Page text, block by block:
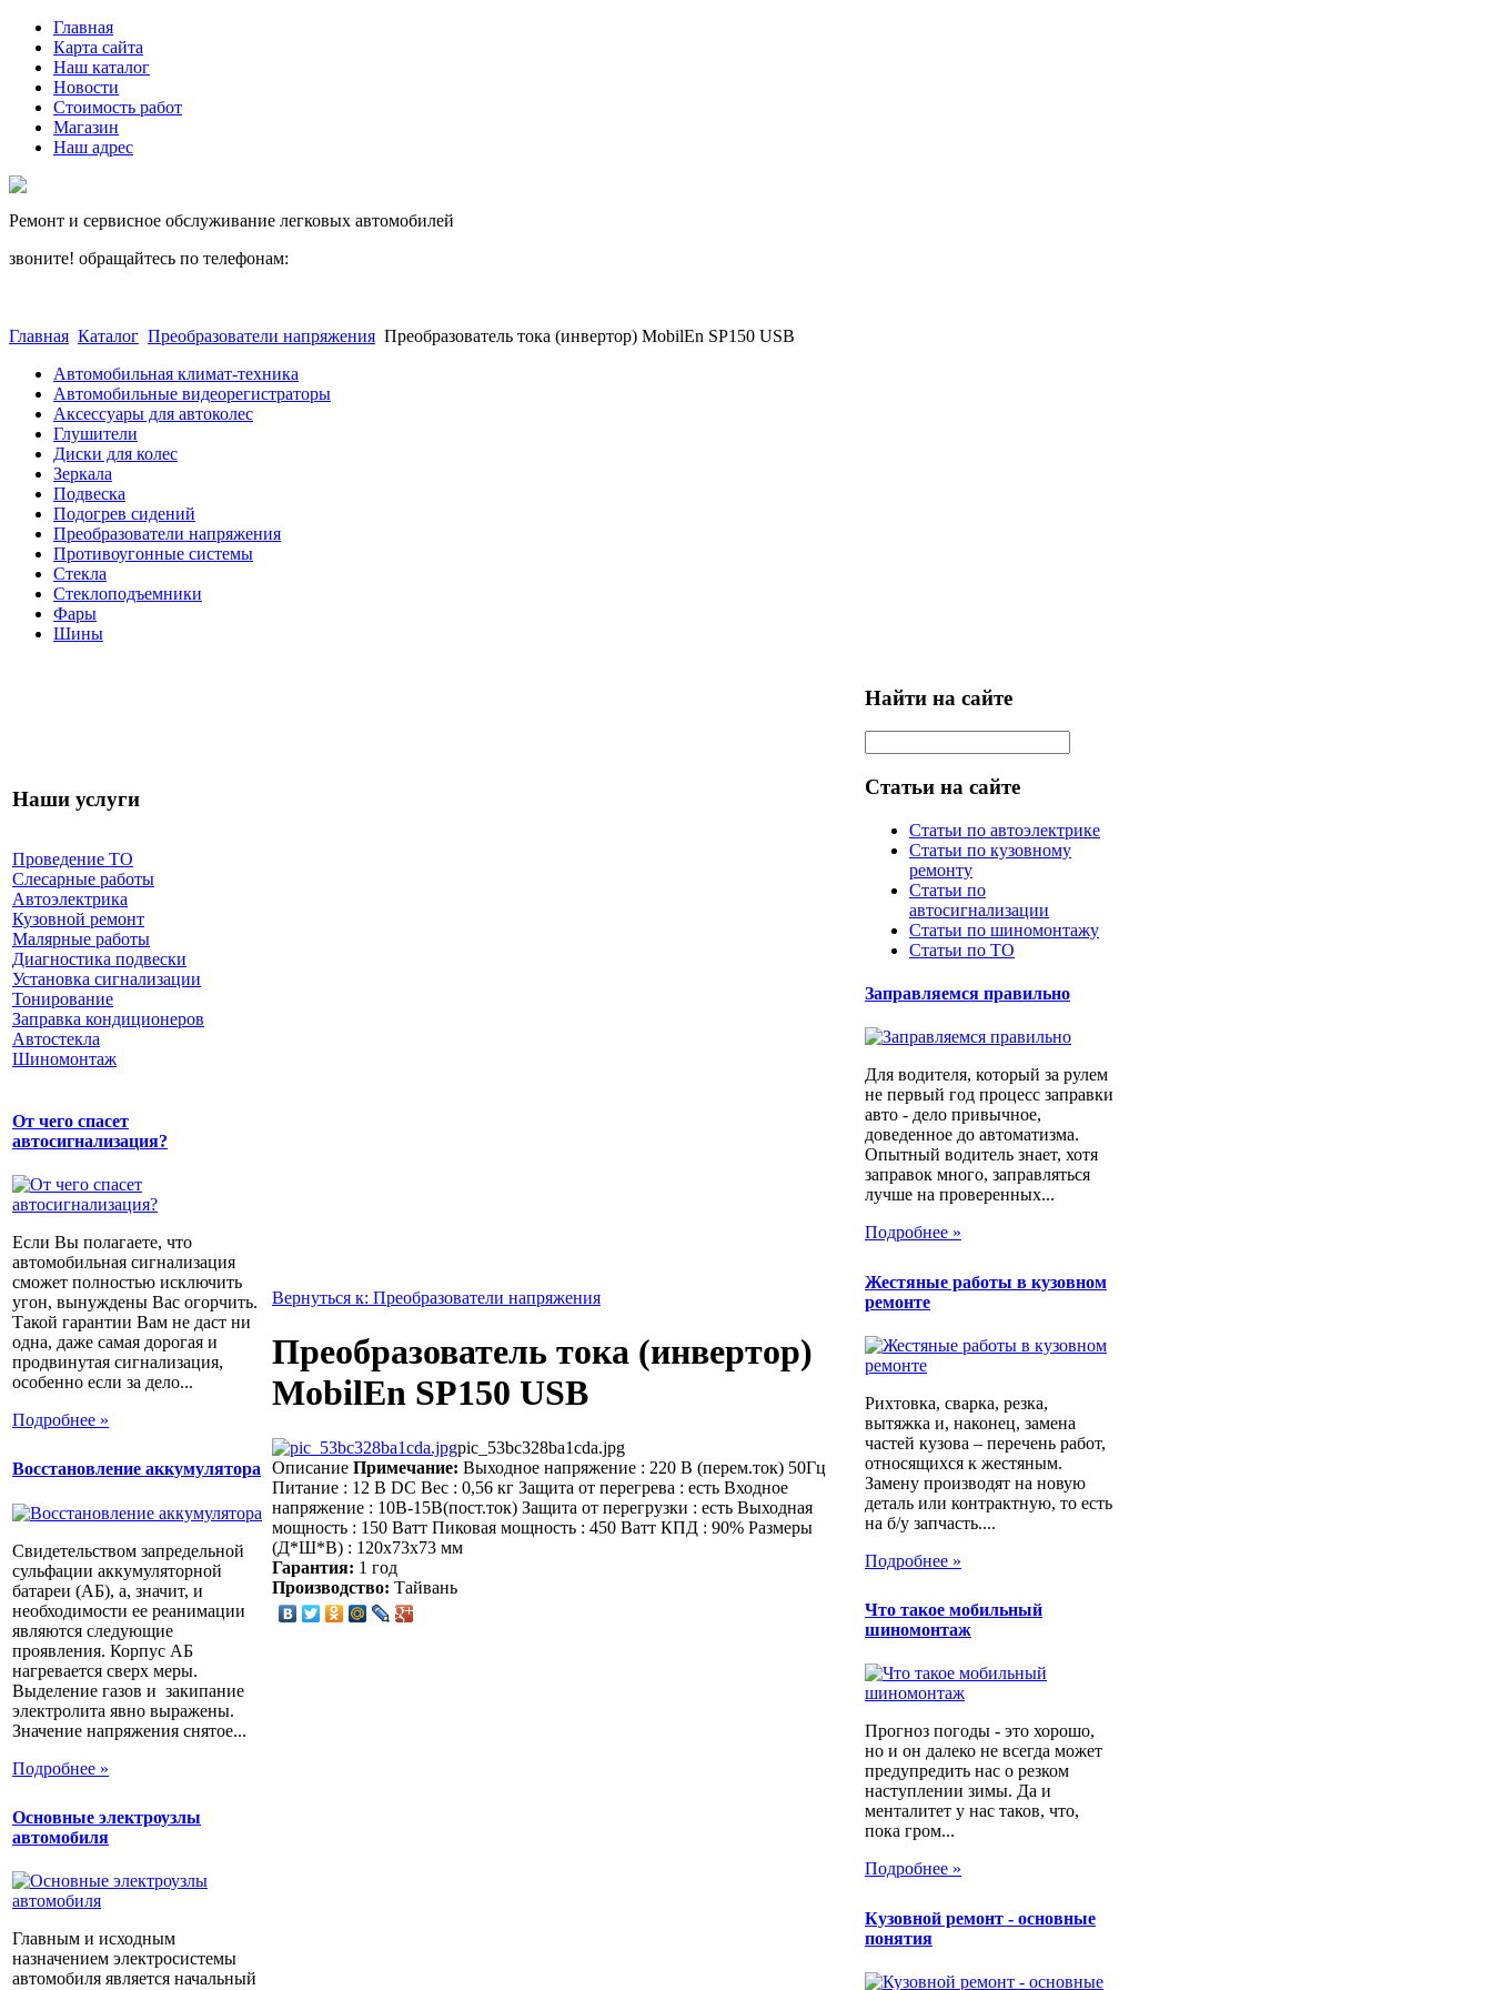
Главная
Карта сайта
Наш каталог
Новости
Стоимость работ
Магазин
Наш адрес
Ремонт и сервисное обслуживание легковых автомобилей
звоните! обращайтесь по телефонам:
Главная Каталог Преобразователи напряжения Преобразователь тока (инвертор) MobilEn SP150 USB
Автомобильная климат-техника
Автомобильные видеорегистраторы
Аксессуары для автоколес
Глушители
Диски для колес
Зеркала
Подвеска
Подогрев сидений
Преобразователи напряжения
Противоугонные системы
Стекла
Стеклоподъемники
Фары
Шины
Наши услуги
Проведение ТО
Слесарные работы
Автоэлектрика
Кузовной ремонт
Малярные работы
Диагностика подвески
Установка сигнализации
Тонирование
Заправка кондиционеров
Автостекла
Шиномонтаж
От чего спасет
автосигнализация?
Если Вы полагаете, что
автомобильная сигнализация
сможет полностью исключить
угон, вынуждены Вас огорчить.
Такой гарантии Вам не даст ни
одна, даже самая дорогая и
продвинутая сигнализация,
особенно если за дело...
Подробнее »
Восстановление аккумулятора
Свидетельством запредельной
сульфации аккумуляторной
батареи (АБ), а, значит, и
необходимости ее реанимации
являются следующие
проявления. Корпус АБ
нагревается сверх меры.
Выделение газов и закипание
электролита явно выражены.
Значение напряжения снятое...
Подробнее »
Основные электроузлы
автомобиля
Главным и исходным
назначением электросистемы
автомобиля является начальный
Вернуться к: Преобразователи напряжения
Преобразователь тока (инвертор)
MobilEn SP150 USB
pic_53bc328ba1cda.jpg
Описание Примечание: Выходное напряжение : 220 В (перем.ток) 50Гц
Питание : 12 В DC Вес : 0,56 кг Защита от перегрева : есть Входное
напряжение : 10В-15В(пост.ток) Защита от перегрузки : есть Выходная
мощность : 150 Ватт Пиковая мощность : 450 Ватт КПД : 90% Размеры
(Д*Ш*В) : 120х73х73 мм
Гарантия: 1 год
Производство: Тайвань
Найти на сайте
Статьи на сайте
Статьи по автоэлектрике
Статьи по кузовному
ремонту
Статьи по
автосигнализации
Статьи по шиномонтажу
Статьи по ТО
Заправляемся правильно
Для водителя, который за рулем
не первый год процесс заправки
авто - дело привычное,
доведенное до автоматизма.
Опытный водитель знает, хотя
заправок много, заправляться
лучше на проверенных...
Подробнее »
Жестяные работы в кузовном
ремонте
Рихтовка, сварка, резка,
вытяжка и, наконец, замена
частей кузова – перечень работ,
относящихся к жестяным.
Замену производят на новую
деталь или контрактную, то есть
на б/у запчасть....
Подробнее »
Что такое мобильный
шиномонтаж
Прогноз погоды - это хорошо,
но и он далеко не всегда может
предупредить нас о резком
наступлении зимы. Да и
менталитет у нас таков, что,
пока гром...
Подробнее »
Кузовной ремонт - основные
понятия